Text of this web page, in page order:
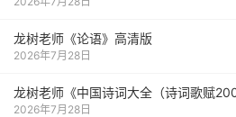
龙树老师《论语》高清版
2026年7月28日
龙树老师《中国诗词大全（诗词歌赋
2026年7月28日